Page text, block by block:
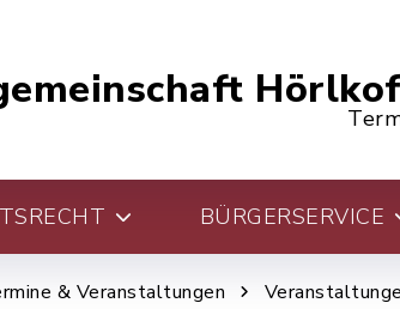
BÜRGERSERVICE
& Veranstaltungen